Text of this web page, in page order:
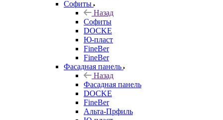
Софиты
Назад
Софиты
DOCKE
Ю-пласт
FineBer
FineBer
Фасадная панель
Назад
Фасадная панель
DOCKE
FineBer
Альта-Прфиль